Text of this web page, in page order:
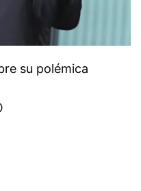
su polémica